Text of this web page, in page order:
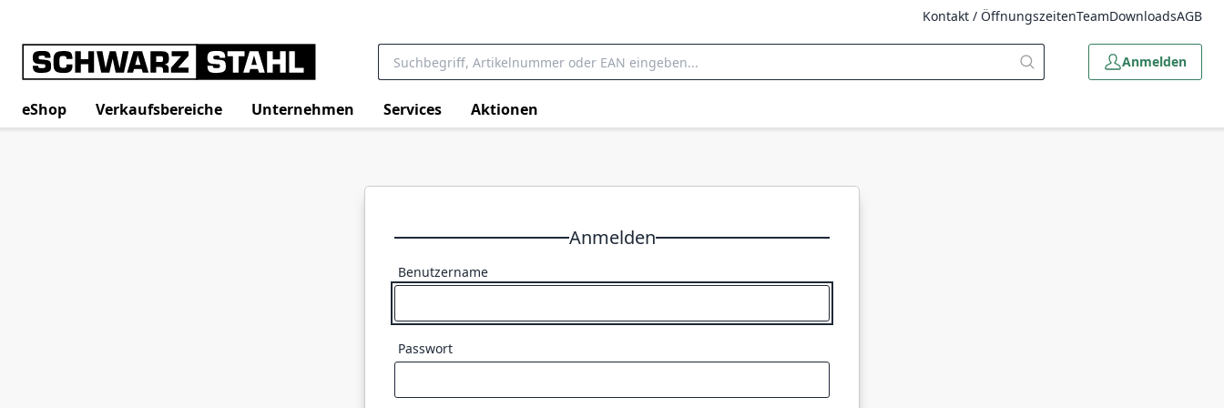
Kontakt / ÖffnungszeitenTeamDownloadsAGB
Anmelden
eShop Verkaufsbereiche Unternehmen Services Aktionen
Anmelden
Benutzername
Passwort